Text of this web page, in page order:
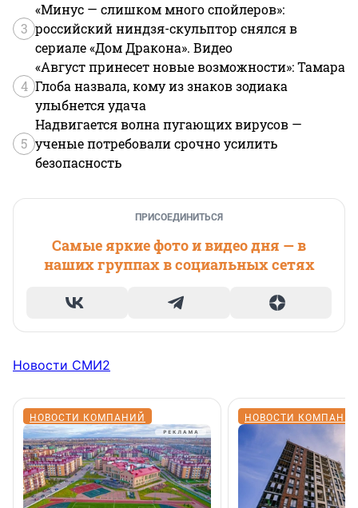
3
«Минус — слишком много спойлеров»:
российский ниндзя-скульптор снялся в
сериале «Дом Дракона». Видео
4
«Август принесет новые возможности»: Тамара
Глоба назвала, кому из знаков зодиака
улыбнется удача
5
Надвигается волна пугающих вирусов —
ученые потребовали срочно усилить
безопасность
ПРИСОЕДИНИТЬСЯ
Самые яркие фото и видео дня — в
наших группах в социальных сетях
Новости СМИ2
НОВОСТИ КОМПАНИЙ НОВОСТИ